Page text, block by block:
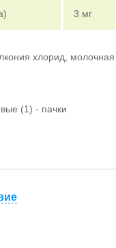
3 мг
хлорид, молочная
(1) - пачки